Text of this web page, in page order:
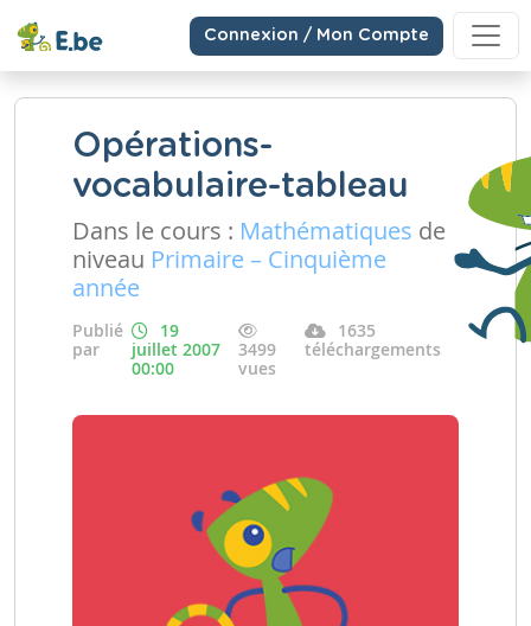
Connexion / Mon Compte
Opérations-
vocabulaire-tableau
Dans le cours : Mathématiques de
niveau Primaire – Cinquième
année
Publié
par
19
juillet 2007
00:00
3499
vues
1635
téléchargements